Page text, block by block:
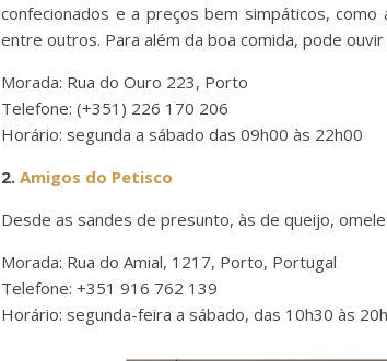
confecionados e a preços bem simpáticos,
entre outros. Para além da boa comida, pode
Morada: Rua do Ouro 223, Porto
Telefone: (+351) 226 170 206
Horário: segunda a sábado das 09h00 às 22h00
2. Amigos do Petisco
Desde as sandes de presunto, às de queijo,
Morada: Rua do Amial, 1217, Porto, Portugal
Telefone: +351 916 762 139
Horário: segunda-feira a sábado, das 10h30 às